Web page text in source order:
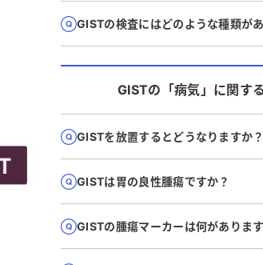
GISTの検査にはどのような種類が
GISTの「病気 」に関す
GISTを放置するとどうなりますか？
GISTは胃の良性腫瘍ですか？
GISTの腫瘍マーカーは何がありま